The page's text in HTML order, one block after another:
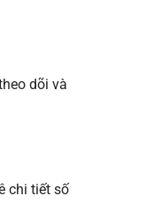
dõi và
chi tiết số